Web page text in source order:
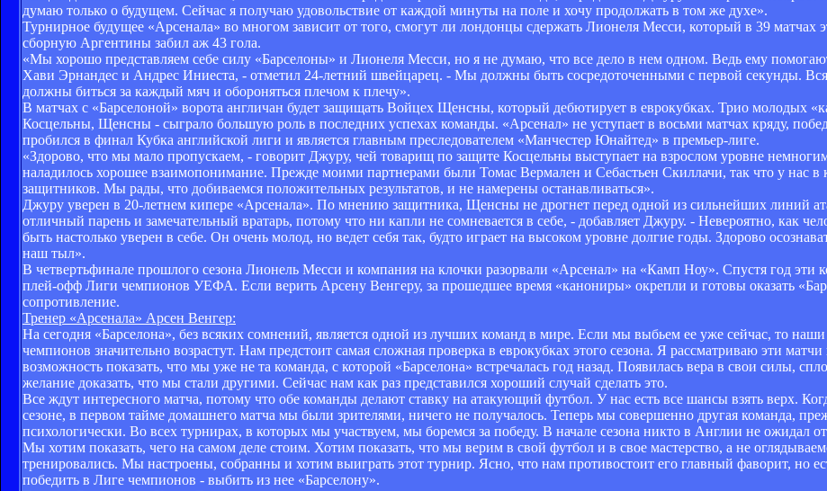
думаю только о будущем. Сейчас я получаю удовольствие от каждой минуты на поле и хочу продолжать в том же духе».
Турнирное будущее «Арсенала» во многом зависит от того, смогут ли лондонцы сдержать Лионеля Месси, который в 39 матчах
сборную Аргентины забил аж 43 гола.
«Мы хорошо представляем себе силу «Барселоны» и Лионеля Месси, но я не думаю, что все дело в нем одном. Ведь ему
Хави Эрнандес и Андрес Иниеста, - отметил 24-летний швейцарец. - Мы должны быть сосредоточенными с первой секунды. Вся
должны биться за каждый мяч и обороняться плечом к плечу».
В матчах с «Барселоной» ворота англичан будет защищать Войцех Щенсны, который дебютирует в еврокубках. Трио молодых
Косцельны, Щенсны - сыграло большую роль в последних успехах команды. «Арсенал» не уступает в восьми матчах кряду,
пробился в финал Кубка английской лиги и является главным преследователем «Манчестер Юнайтед» в премьер-лиге.
«Здорово, что мы мало пропускаем, - говорит Джуру, чей товарищ по защите Косцельны выступает на взрослом уровне
наладилось хорошее взаимопонимание. Прежде моими партнерами были Томас Вермален и Себастьен Скиллачи, так что у нас в
защитников. Мы рады, что добиваемся положительных результатов, и не намерены останавливаться».
Джуру уверен в 20-летнем кипере «Арсенала». По мнению защитника, Щенсны не дрогнет перед одной из сильнейших линий
отличный парень и замечательный вратарь, потому что ни капли не сомневается в себе, - добавляет Джуру. - Невероятно, как
быть настолько уверен в себе. Он очень молод, но ведет себя так, будто играет на высоком уровне долгие годы. Здорово
наш тыл».
В четвертьфинале прошлого сезона Лионель Месси и компания на клочки разорвали «Арсенал» на «Камп Ноу». Спустя год эти
плей-офф Лиги чемпионов УЕФА. Если верить Арсену Венгеру, за прошедшее время «канониры» окрепли и готовы оказать
сопротивление.
Тренер «Арсенала» Арсен Венгер:
На сегодня «Барселона», без всяких сомнений, является одной из лучших команд в мире. Если мы выбьем ее уже сейчас, то
чемпионов значительно возрастут. Нам предстоит самая сложная проверка в еврокубках этого сезона. Я рассматриваю эти
возможность показать, что мы уже не та команда, с которой «Барселона» встречалась год назад. Появилась вера в свои силы,
желание доказать, что мы стали другими. Сейчас нам как раз представился хороший случай сделать это.
Все ждут интересного матча, потому что обе команды делают ставку на атакующий футбол. У нас есть все шансы взять верх.
сезоне, в первом тайме домашнего матча мы были зрителями, ничего не получалось. Теперь мы совершенно другая команда,
психологически. Во всех турнирах, в которых мы участвуем, мы боремся за победу. В начале сезона никто в Англии не ожидал
Мы хотим показать, чего на самом деле стоим. Хотим показать, что мы верим в свой футбол и в свое мастерство, а не
тренировались. Мы настроены, собранны и хотим выиграть этот турнир. Ясно, что нам противостоит его главный фаворит, но
победить в Лиге чемпионов - выбить из нее «Барселону».